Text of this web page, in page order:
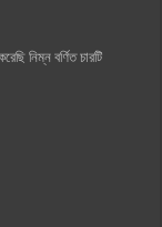
নিম্ন বর্ণিত চারটি